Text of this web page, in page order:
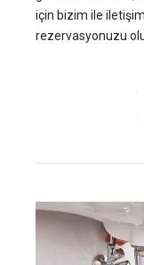
için bizim ile
rezervasyonuzu